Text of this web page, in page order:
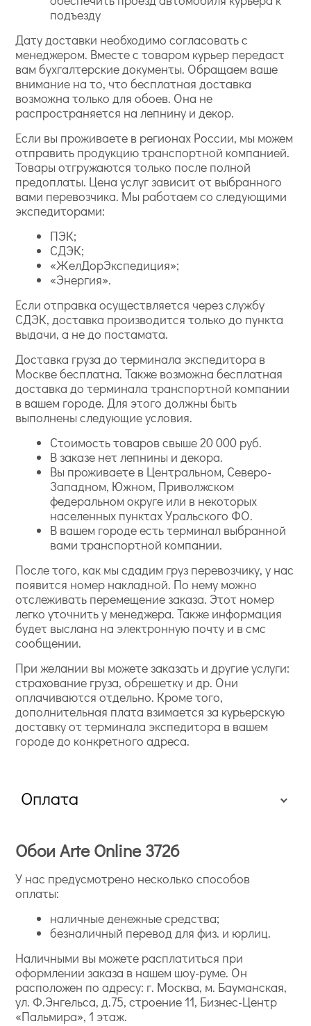
подъезду
Дату доставки необходимо согласовать с
менеджером. Вместе с товаром курьер передаст
вам бухгалтерские документы. Обращаем ваше
внимание на то, что бесплатная доставка
возможна только для обоев. Она не
распространяется на лепнину и декор.
Если вы проживаете в регионах России, мы можем
отправить продукцию транспортной компанией.
Товары отгружаются только после полной
предоплаты. Цена услуг зависит от выбранного
вами перевозчика. Мы работаем со следующими
экспедиторами:
ПЭК;
СДЭК;
«ЖелДорЭкспедиция»;
«Энергия».
Если отправка осуществляется через службу
СДЭК, доставка производится только до пункта
выдачи, а не до постамата.
Доставка груза до терминала экспедитора в
Москве бесплатна. Также возможна бесплатная
доставка до терминала транспортной компании
в вашем городе. Для этого должны быть
выполнены следующие условия.
Стоимость товаров свыше 20 000 руб.
В заказе нет лепнины и декора.
Вы проживаете в Центральном, Северо-
Западном, Южном, Приволжском
федеральном округе или в некоторых
населенных пунктах Уральского ФО.
В вашем городе есть терминал выбранной
вами транспортной компании.
После того, как мы сдадим груз перевозчику, у нас
появится номер накладной. По нему можно
отслеживать перемещение заказа. Этот номер
легко уточнить у менеджера. Также информация
будет выслана на электронную почту и в смс
сообщении.
При желании вы можете заказать и другие услуги:
страхование груза, обрешетку и др. Они
оплачиваются отдельно. Кроме того,
дополнительная плата взимается за курьерскую
доставку от терминала экспедитора в вашем
городе до конкретного адреса.
Оплата
Обои Arte Online 3726
У нас предусмотрено несколько способов
оплаты:
наличные денежные средства;
безналичный перевод для физ. и юрлиц.
Наличными вы можете расплатиться при
оформлении заказа в нашем шоу-руме. Он
расположен по адресу: г. Москва, м. Бауманская,
ул. Ф.Энгельса, д.75, строение 11, Бизнес-Центр
«Пальмира», 1 этаж.